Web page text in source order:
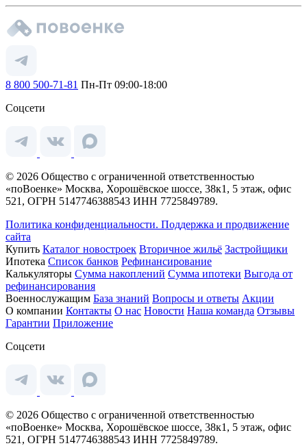
8 800 500-71-81 Пн-Пт 09:00-18:00
Соцсети
© 2026 Общество с ограниченной ответственностью
«поВоенке» Москва, Хорошёвское шоссе, 38к1, 5 этаж, офис
521, ОГРН 5147746388543 ИНН 7725849789.
Политика конфиденциальности. Поддержка и продвижение
сайта
Купить Каталог новостроек Вторичное жильё Застройщики
Ипотека Список банков Рефинансирование
Калькуляторы Сумма накоплений Сумма ипотеки Выгода от
рефинансирования
Военнослужащим База знаний Вопросы и ответы Акции
О компании Контакты О нас Новости Наша команда Отзывы
Гарантии Приложение
Соцсети
© 2026 Общество с ограниченной ответственностью
«поВоенке» Москва, Хорошёвское шоссе, 38к1, 5 этаж, офис
521, ОГРН 5147746388543 ИНН 7725849789.